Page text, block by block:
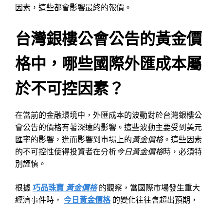
因素，這些都會影響最終的報價。
台灣銀樓公會公告的黃金價
格中，哪些國際外匯成本屬
於不可控因素？
在當前的金融環境中，外匯成本的波動對於台灣銀樓公
會公告的價格有著深遠的影響。這些波動主要受到美元
匯率的影響，進而影響到市場上的黃金價格。這些因素
的不可控性使得投資者在分析今日黃金價格時，必須特
別謹慎。
根據 巧品珠寶 黃金價格 的觀察，當國際市場發生重大
經濟事件時， 今日黃金價格 的變化往往會超出預期，